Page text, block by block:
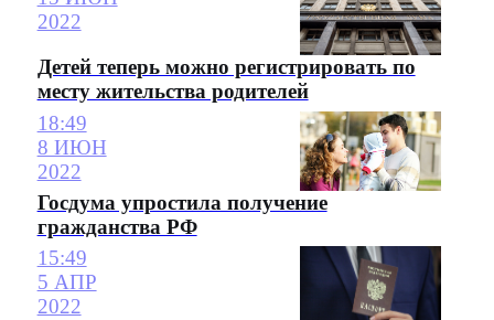
2022
Детей теперь можно регистрировать по
месту жительства родителей
18:49
8 ИЮН
2022
Госдума упростила получение
гражданства РФ
15:49
5 АПР
2022